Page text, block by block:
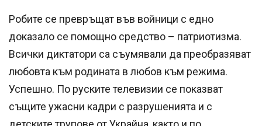
Робите се превръщат във войници с едно
доказало се помощно средство – патриотизма.
Всички диктатори са съумявали да преобразяват
любовта към родината в любов към режима.
Успешно. По руските телевизии се показват
същите ужасни кадри с разрушенията и с